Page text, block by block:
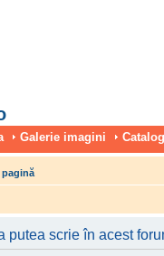
Galerie imagini
pagină
putea scrie în acest